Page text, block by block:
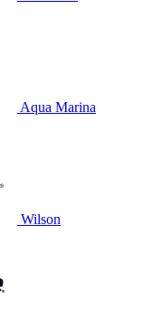
Aqua Marina
Wilson